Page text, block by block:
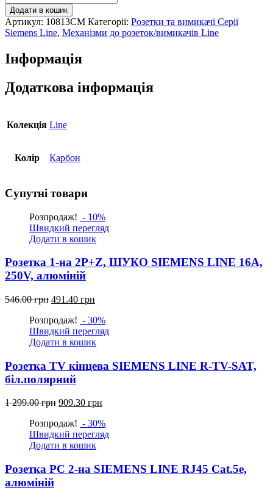
1-
на
з
кришкою
2P+Z,
ШУКО
LINE
16А,
кількість
Додати в кошик
Артикул: 10813CM Категорії: Розетки та вимикачі Серії
Siemens Line, Механізми до розеток/вимикачів Line
Інформація
Додаткова інформація
Колекція Line
Колір Карбон
Супутні товари
Розпродаж! - 10%
Швидкий перегляд
Додати в кошик
Розетка 1-на 2P+Z, ШУКО SIEMENS LINE 16А,
250V, алюміній
546.00грн Оригінальна
546.00
грн.
491.40 грн
491.40
грн.
Розпродаж! - 30%
Швидкий перегляд
Додати в кошик
Розетка TV кінцева SIEMENS LINE R-TV-SAT,
біл.полярний
1 299.00грн Оригінальна
1
299.00
грн.
909.30 грн
909.30
грн.
Розпродаж! - 30%
Швидкий перегляд
Додати в кошик
Розетка PC 2-на SIEMENS LINE RJ45 Cat.5e,
алюміній